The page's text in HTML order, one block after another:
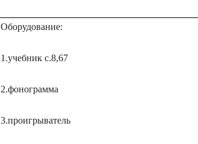
Оборудование:
1.учебник с.8,67
2.фонограмма
3.проигрыватель